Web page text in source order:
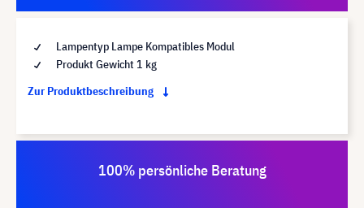
Lampentyp Lampe Kompatibles Modul
Produkt Gewicht 1 kg
Zur Produktbeschreibung
100% persönliche Beratung